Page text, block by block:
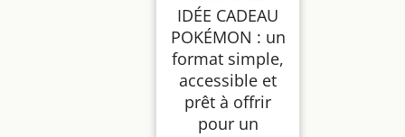
IDÉE CADEAU
POKÉMON : un
format simple,
accessible et
prêt à offrir
pour un